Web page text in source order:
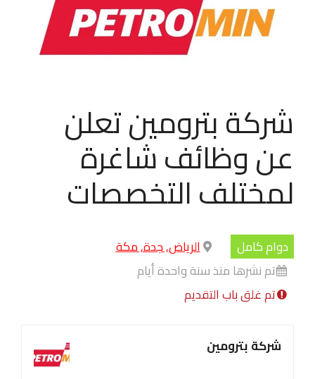
شركة بترومين تعلن
عن وظائف شاغرة
لمختلف التخصصات
دوام كامل
الرياض, جدة, مكة
تم نشرها منذ سنة واحدة أيام
تم غلق باب التقديم
شركة بترومين